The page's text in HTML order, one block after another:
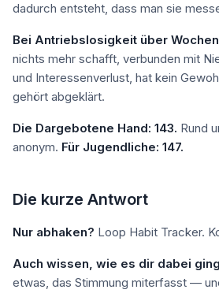
dadurch entsteht, dass man sie
Bei Antriebslosigkeit über
nichts mehr schafft, verbunden mit
und Interessenverlust, hat kein
gehört abgeklärt.
Die Dargebotene Hand: 143. Rund
anonym. Für Jugendliche: 147.
Die kurze Antwort
Nur abhaken? Loop Habit Tracker.
Auch wissen, wie es dir dabei
etwas, das Stimmung miterfasst —